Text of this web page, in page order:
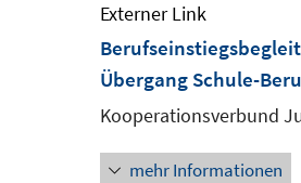
Externer Link
Übergang Schule-
Kooperationsverbund
mehr Informationen